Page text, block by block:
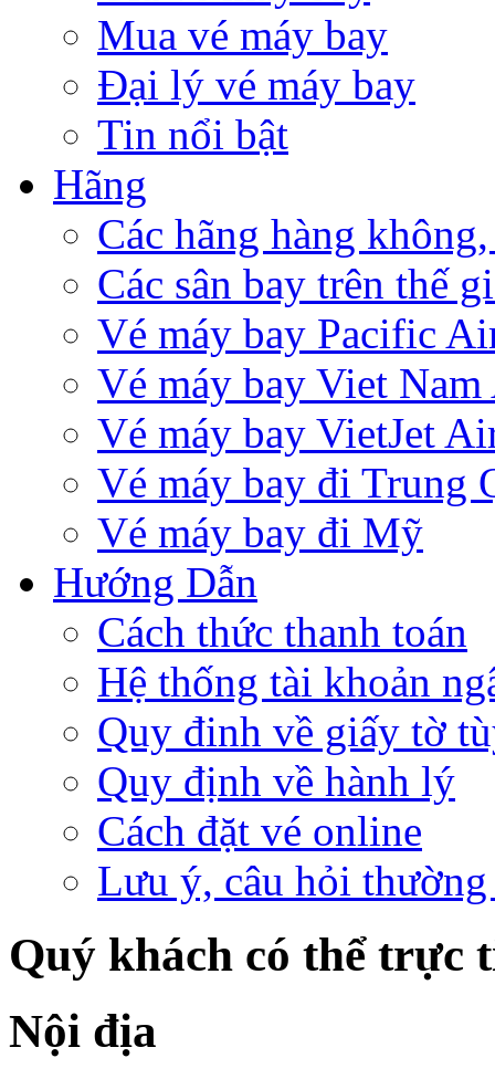
Mua vé máy bay
Đại lý vé máy bay
Tin nổi bật
Hãng
Các hãng hàng
Các sân bay trên thế
Vé máy bay Pacific
Vé máy bay Viet
Vé máy bay VietJet
Vé máy bay đi Trung
Vé máy bay đi Mỹ
Hướng Dẫn
Cách thức thanh toán
Hệ thống tài khoản
Quy đinh về giấy tờ
Quy định về hành lý
Cách đặt vé online
Lưu ý, câu hỏi thường
Quý khách có thể trực
Nội địa